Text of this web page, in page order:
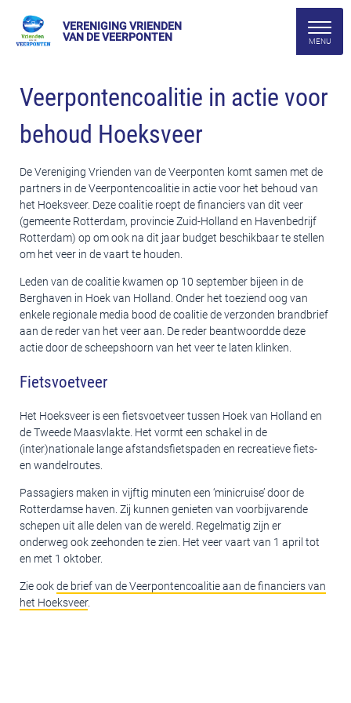
VERENIGING VRIENDEN
VAN DE VEERPONTEN
Veerpontencoalitie in actie voor
behoud Hoeksveer
De Vereniging Vrienden van de Veerponten komt samen met de
partners in de Veerpontencoalitie in actie voor het behoud van
het Hoeksveer. Deze coalitie roept de financiers van dit veer
(gemeente Rotterdam, provincie Zuid-Holland en Havenbedrijf
Rotterdam) op om ook na dit jaar budget beschikbaar te stellen
om het veer in de vaart te houden.
Leden van de coalitie kwamen op 10 september bijeen in de
Berghaven in Hoek van Holland. Onder het toeziend oog van
enkele regionale media bood de coalitie de verzonden brandbrief
aan de reder van het veer aan. De reder beantwoordde deze
actie door de scheepshoorn van het veer te laten klinken.
Fietsvoetveer
Het Hoeksveer is een fietsvoetveer tussen Hoek van Holland en
de Tweede Maasvlakte. Het vormt een schakel in de
(inter)nationale lange afstandsfietspaden en recreatieve fiets-
en wandelroutes.
Passagiers maken in vijftig minuten een ‘minicruise’ door de
Rotterdamse haven. Zij kunnen genieten van voorbijvarende
schepen uit alle delen van de wereld. Regelmatig zijn er
onderweg ook zeehonden te zien. Het veer vaart van 1 april tot
en met 1 oktober.
Zie ookde brief van de Veerpontencoalitie aan de financiers van
het Hoeksveer.